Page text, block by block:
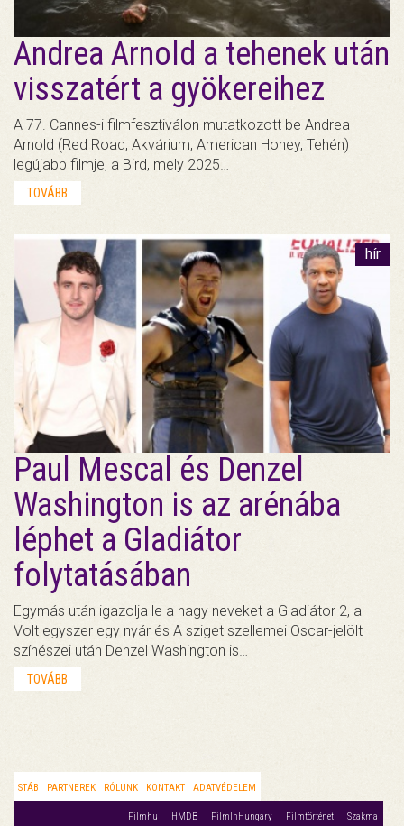
Andrea Arnold a tehenek után
visszatért a gyökereihez
A 77. Cannes-i filmfesztiválon mutatkozott be Andrea
Arnold (Red Road, Akvárium, American Honey, Tehén)
legújabb filmje, a Bird, mely 2025…
TOVÁBB
hír
Paul Mescal és Denzel
Washington is az arénába
léphet a Gladiátor
folytatásában
Egymás után igazolja le a nagy neveket a Gladiátor 2, a
Volt egyszer egy nyár és A sziget szellemei Oscar-jelölt
színészei után Denzel Washington is…
TOVÁBB
STÁB PARTNEREK RÓLUNK KONTAKT ADATVÉDELEM
Filmhu HMDB FilmInHungary Filmtörténet Szakma